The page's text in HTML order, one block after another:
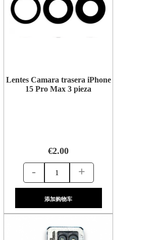
Lentes Camara trasera iPhone
15 Pro Max 3 pieza
€2.00
- +
添加购物车